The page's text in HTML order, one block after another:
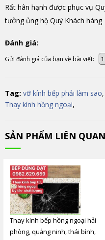
Rất hân hạnh được phục vụ
tưởng ủng hộ Quý Khách hàng
Đánh giá:
Gửi đánh giá của bạn về bài viết:
Tag: vỡ kính bếp phải làm sao,
Thay kính hồng ngoại,
SẢN PHẨM LIÊN QUAN
Thay kính bếp hồng ngoại hải
phòng, quảng ninh, thái bình,